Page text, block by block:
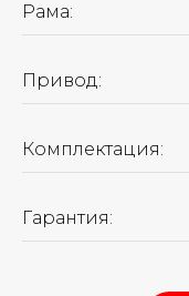
Рама:
Привод:
Комплектация:
Гарантия:
ПОДОБРАТЬ